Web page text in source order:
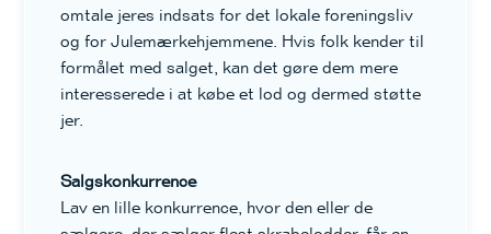
omtale jeres indsats for det lokale foreningsliv
og for Julemærkehjemmene. Hvis folk kender til
formålet med salget, kan det gøre dem mere
interesserede i at købe et lod og dermed støtte
jer.
Salgskonkurrence
Lav en lille konkurrence, hvor den eller de